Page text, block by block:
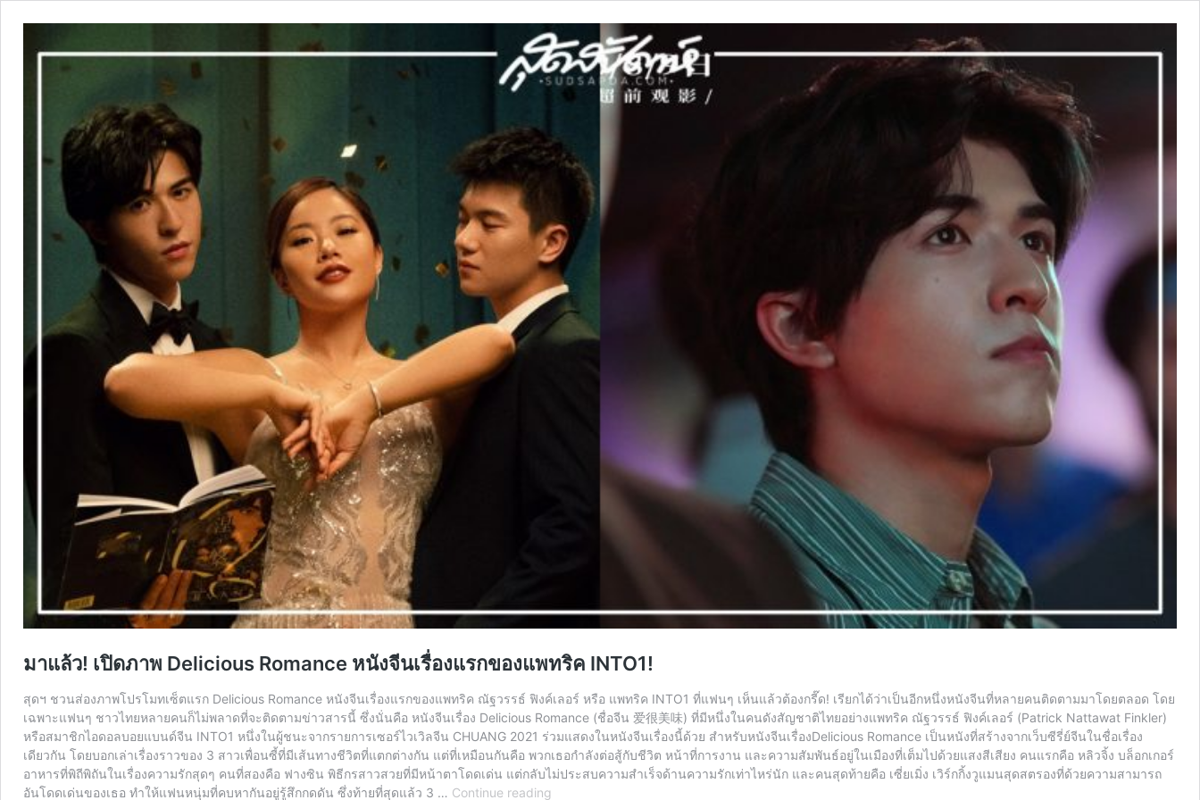
มาแล้ว! เปิดภาพ Delicious Romance หนังจีนเรื่องแรกของแพทริค INTO1!
สุดฯ ชวนส่องภาพโปรโมทเซ็ตแรก Delicious Romance หนังจีนเรื่องแรกของแพทริค ณัฐวรรธ์ ฟิงค์เลอร์ หรือ แพทริค INTO1 ที่แฟนๆ เห็นแล้วต้องกรี๊ด! เรียกได้ว่าเป็นอีกหนึ่งหนังจีนที่หลายคนติดตามมาโดยตลอด โดย
เฉพาะแฟนๆ ชาวไทยหลายคนก็ไม่พลาดที่จะติดตามข่าวสารนี้ ซึ่งนั่นคือ หนังจีนเรื่อง Delicious Romance (ชื่อจีน 爱很美味) ที่มีหนึ่งในคนดังสัญชาติไทยอย่างแพทริค ณัฐวรรธ์ ฟิงค์เลอร์ (Patrick Nattawat Finkler)
หรือสมาชิกไอดอลบอยแบนด์จีน INTO1 หนึ่งในผู้ชนะจากรายการเซอร์ไวเวิลจีน CHUANG 2021 ร่วมแสดงในหนังจีนเรื่องนี้ด้วย สำหรับหนังจีนเรื่องDelicious Romance เป็นหนังที่สร้างจากเว็บซีรี่ย์จีนในชื่อเรื่อง
เดียวกัน โดยบอกเล่าเรื่องราวของ 3 สาวเพื่อนซี้ที่มีเส้นทางชีวิตที่แตกต่างกัน แต่ที่เหมือนกันคือ พวกเธอกำลังต่อสู้กับชีวิต หน้าที่การงาน และความสัมพันธ์อยู่ในเมืองที่เต็มไปด้วยแสงสีเสียง คนแรกคือ หลิวจิ้ง บล็อกเกอร์
อาหารที่พิถีพิถันในเรื่องความรักสุดๆ คนที่สองคือ ฟางซิน พิธีกรสาวสวยที่มีหน้าตาโดดเด่น แต่กลับไม่ประสบความสำเร็จด้านความรักเท่าไหร่นัก และคนสุดท้ายคือ เซี่ยเมิ่ง เวิร์กกิ้งวูแมนสุดสตรองที่ด้วยความสามารถ
อันโดดเด่นของเธอ ทำให้แฟนหนุ่มที่คบหากันอยู่รู้สึกกดดัน ซึ่งท้ายที่สุดแล้ว 3 … Continue reading